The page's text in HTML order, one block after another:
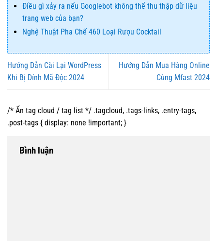
Điều gì xảy ra nếu Googlebot không thể thu thập dữ liệu
trang web của bạn?
Nghệ Thuật Pha Chế 460 Loại Rượu Cocktail
Hướng Dẫn Cài Lại WordPress
Khi Bị Dính Mã Độc 2024
Hướng Dẫn Mua Hàng Online
Cùng Mfast 2024
/* Ẩn tag cloud / tag list */ .tagcloud, .tags-links, .entry-tags,
.post-tags { display: none !important; }
Bình luận